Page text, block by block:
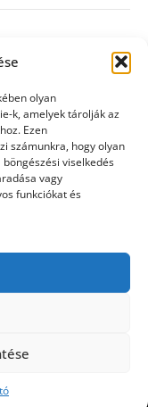
olyan
k, amelyek tárolják az
Ezen
számunkra, hogy olyan
viselkedés
vagy
funkciókat és